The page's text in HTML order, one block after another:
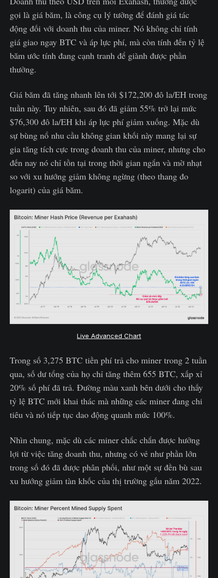
gọi là giá băm, là công cụ lý tưởng để đánh giá tác
động đối với doanh thu của miner. Nó không chỉ tính
giá giao ngay BTC và áp lực phí, mà còn tính đến tỷ lệ
băm ước tính đang cạnh tranh để giành được phần
thưởng.
Giá băm đã tăng nhanh lên tới $172,200 đô la/EH trong
tuần này. Tuy nhiên, sau đó đã giảm 55% trở lại mức
$76,300 đô la/EH khi áp lực phí giảm xuống. Mặc dù
sự bùng nổ nhu cầu không gian khối này mang lại sự
gia tăng tích cực trong doanh thu của miner, nhưng cho
đến nay nó chỉ tồn tại trong thời gian ngắn và mờ nhạt
so với xu hướng giảm không ngừng (theo thang đo
logarit) của giá băm.
Live Advanced Chart
Trong số 3,275 BTC tiền phí trả cho miner trong 2 tuần
qua, số dư tổng của họ chỉ tăng thêm 655 BTC, xấp xỉ
20% số phí đã trả. Đường màu xanh bên dưới cho thấy
tỷ lệ BTC mới khai thác mà những các miner đang chi
tiêu và nó tiếp tục dao động quanh mức 100%.
Nhìn chung, mặc dù các miner chắc chắn được hưởng
lợi từ việc tăng doanh thu, nhưng có vẻ như phần lớn
trong số đó đã được phân phối, như một sự đền bù sau
xu hướng giảm tàn khốc của thị trường gấu năm 2022.